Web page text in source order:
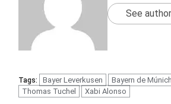
See
Tags: Bayer Leverkusen Bayern de Múnich
Thomas Tuchel
Xabi Alonso